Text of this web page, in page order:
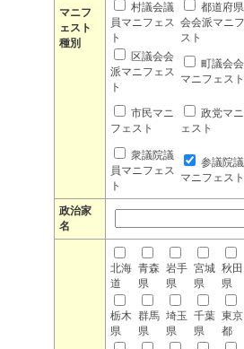
マニフ
ェスト
種別
村議会議
員マニフェス
ト
都道府
会会派マニ
スト
区議会会
派マニフェス
ト
町議会
マニフェスト
市民マニ
フェスト
政党マ
ェスト
衆議院議
員マニフェス
ト
参議院
マニフェスト
政治家
名
北海
道
青森
県
岩手
県
宮城
県
秋田
県
栃木
県
群馬
県
埼玉
県
千葉
県
東京
都